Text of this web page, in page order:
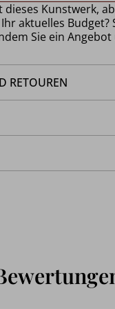
dieses Kunstwerk,
aktuelles Budget?
Sie ein
RETOUREN